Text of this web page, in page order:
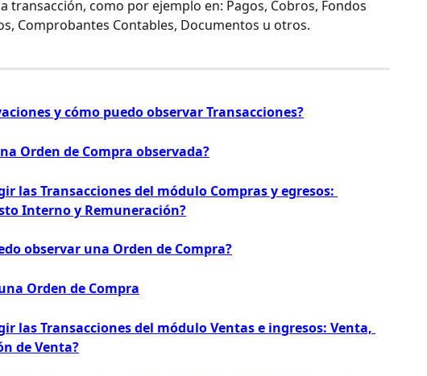
transacción, como por ejemplo en: Pagos, Cobros, Fondos
Comprobantes Contables, Documentos u otros.
y cómo puedo observar Transacciones?
Orden de Compra observada?
las Transacciones del módulo Compras y egresos:
Interno y Remuneración?
observar una Orden de Compra?
Orden de Compra
las Transacciones del módulo Ventas e ingresos: Venta,
de Venta?